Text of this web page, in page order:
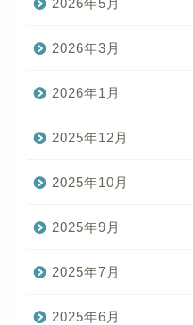
2026年3月
2026年1月
2025年12月
2025年10月
2025年9月
2025年7月
2025年6月